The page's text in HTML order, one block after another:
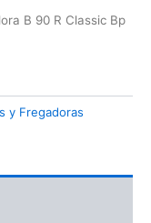
B 90 R Classic Bp
y Fregadoras